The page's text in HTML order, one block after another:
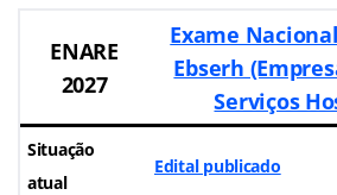
ENARE
2027
Exame
Ebserh
Serviços
Situação
atual
Edital publicado